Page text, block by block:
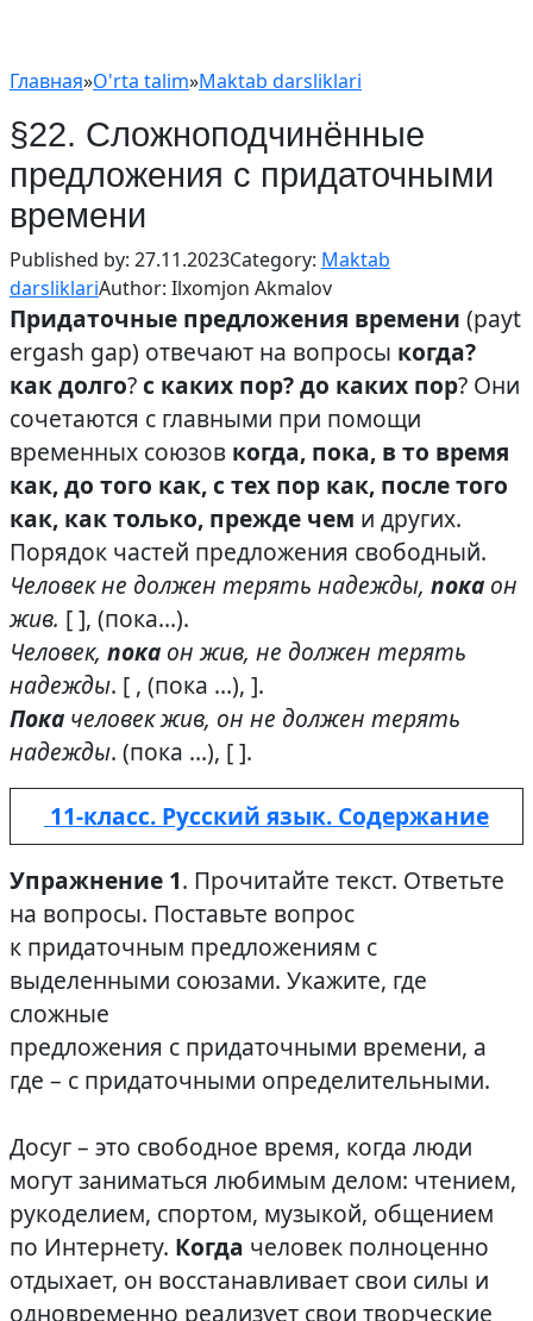
Главная»O'rta talim»Maktab darsliklari
§22. Сложноподчинённые
предложения с придаточными
времени
Published by: 27.11.2023Category: Maktab
darsliklariAuthor: Ilxomjon Akmalov
Придаточные предложения времени (payt
ergash gap) отвечают на вопросы когда?
как долго?с каких пор? до каких пор? Они
сочетаются с главными при помощи
временных союзов когда, пока, в то время
как, до того как, с тех пор как, после того
как, как только, прежде чем и других.
Порядок частей предложения свободный.
Человек не должен терять надежды, пока он
жив. [ ], (пока…).
Человек, пока он жив, не должен терять
надежды. [ , (пока …), ].
Пока человек жив, он не должен терять
надежды. (пока …), [ ].
11-класс. Русский язык. Содержание
Упражнение 1. Прочитайте текст. Ответьте
на вопросы. Поставьте вопрос
к придаточным предложениям с
выделенными союзами. Укажите, где
сложные
предложения с придаточными времени, а
где – с придаточными определительными.
Досуг – это свободное время, когда люди
могут заниматься любимым делом: чтением,
рукоделием, спортом, музыкой, общением
по Интернету. Когда человек полноценно
отдыхает, он восстанавливает свои силы и
одновременно реализует свои творческие